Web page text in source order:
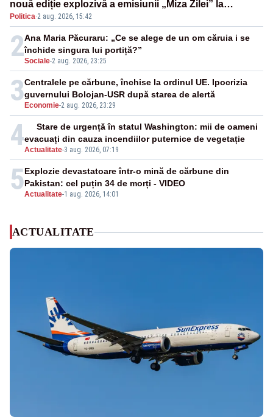
nouă ediție explozivă a emisiunii „Miza Zilei” la
Realitatea PLUS
Politica·2 aug. 2026, 15:42
2Sociale-2 aug. 2026, 23:25
Ana Maria Păcuraru: „Ce se alege de un om căruia i se
închide singura lui portiță?”
3 Economie-2 aug. 2026, 23:29
Centralele pe cărbune, închise la ordinul UE. Ipocrizia
guvernului Bolojan-USR după starea de alertă
4Actualitate-3 aug. 2026, 07:19
Stare de urgență în statul Washington: mii de oameni
evacuați din cauza incendiilor puternice de vegetație
5Actualitate-1 aug. 2026, 14:01
Explozie devastatoare într-o mină de cărbune din
Pakistan: cel puțin 34 de morți - VIDEO
ACTUALITATE